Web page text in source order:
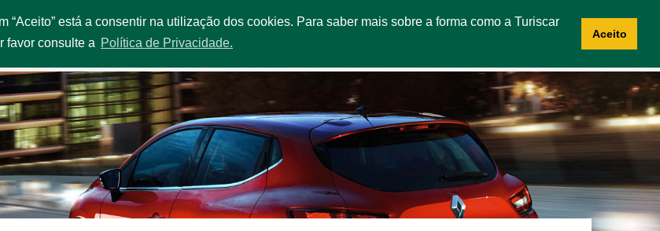
está a consentir na utilização dos cookies. Para saber mais sobre a forma como a Turiscar
favor consulte a Política de Privacidade.
Aceito